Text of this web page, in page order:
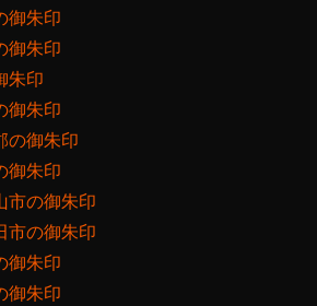
御朱印
御朱印
朱印
御朱印
の御朱印
御朱印
市の御朱印
市の御朱印
御朱印
御朱印